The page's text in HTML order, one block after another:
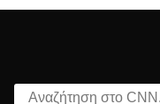
Αναζήτηση στο CNN.gr